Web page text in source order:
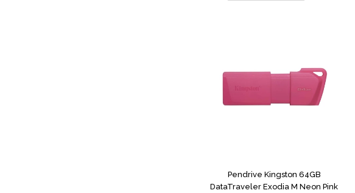
Pendrive Kingston 64GB
DataTraveler Exodia M Neon Pink